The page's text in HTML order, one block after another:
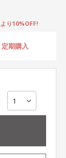
定期購入
り10%OFF!